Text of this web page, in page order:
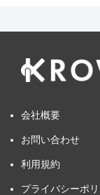
会社概要
お問い合わせ
利用規約
プライバシーポ